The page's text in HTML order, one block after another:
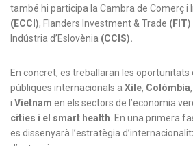
també hi participa la Cambra de Comerç i
(ECCI), Flanders Investment & Trade (FIT)
Indústria d’Eslovènia (CCIS).
En concret, es treballaran les oportunitats
públiques internacionals a Xile, Colòmbia,
i Vietnam en els sectors de l’economia
cities i el smart health . En una primera
es dissenyarà l’estratègia